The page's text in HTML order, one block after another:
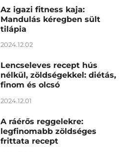
Az igazi fitness kaja:
Mandulás kéregben sült
tilápia
2024.12.02
Lencseleves recept hús
nélkül, zöldségekkel: diétás,
finom és olcsó
2024.12.01
A ráérős reggelekre:
legfinomabb zöldséges
frittata recept